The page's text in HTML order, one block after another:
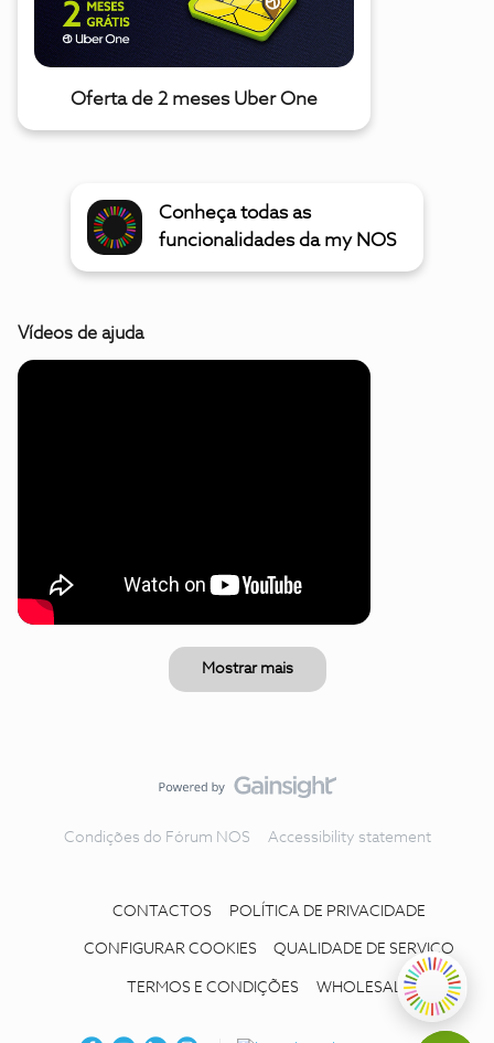
Oferta de 2 meses Uber One
Conheça todas as
funcionalidades da my NOS
Vídeos de ajuda
Mostrar mais
Condições do Fórum NOS Accessibility statement
CONTACTOS POLÍTICA DE PRIVACIDADE
CONFIGURAR COOKIES QUALIDADE DE SERVIÇO
TERMOS E CONDIÇÕES WHOLESALE